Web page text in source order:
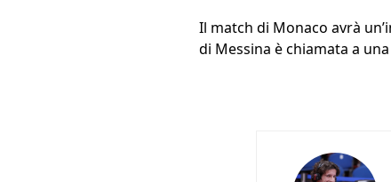
Il match di Monaco avrà
di Messina è chiamata a